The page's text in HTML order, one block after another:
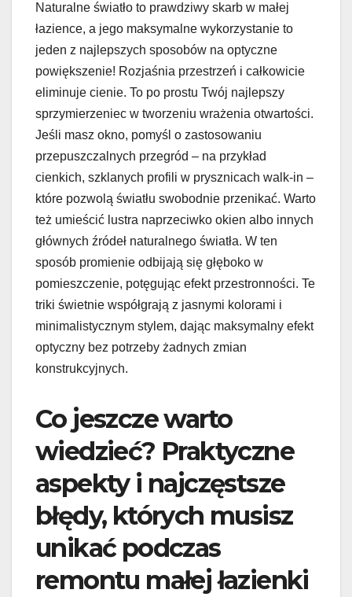
Naturalne światło to prawdziwy skarb w małej
łazience, a jego maksymalne wykorzystanie to
jeden z najlepszych sposobów na optyczne
powiększenie! Rozjaśnia przestrzeń i całkowicie
eliminuje cienie. To po prostu Twój najlepszy
sprzymierzeniec w tworzeniu wrażenia otwartości.
Jeśli masz okno, pomyśl o zastosowaniu
przepuszczalnych przegród – na przykład
cienkich, szklanych profili w prysznicach walk-in –
które pozwolą światłu swobodnie przenikać. Warto
też umieścić lustra naprzeciwko okien albo innych
głównych źródeł naturalnego światła. W ten
sposób promienie odbijają się głęboko w
pomieszczenie, potęgując efekt przestronności. Te
triki świetnie współgrają z jasnymi kolorami i
minimalistycznym stylem, dając maksymalny efekt
optyczny bez potrzeby żadnych zmian
konstrukcyjnych.
Co jeszcze warto
wiedzieć? Praktyczne
aspekty i najczęstsze
błędy, których musisz
unikać podczas
remontu małej łazienki